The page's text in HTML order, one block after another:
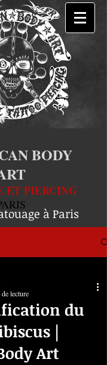
BODY
ET PIERCING
à Paris
du
|
Art
de lecture